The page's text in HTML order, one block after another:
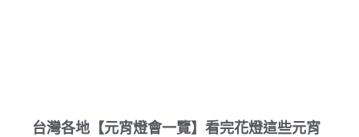
台灣各地【元宵燈會一覽】看完花燈這些元宵